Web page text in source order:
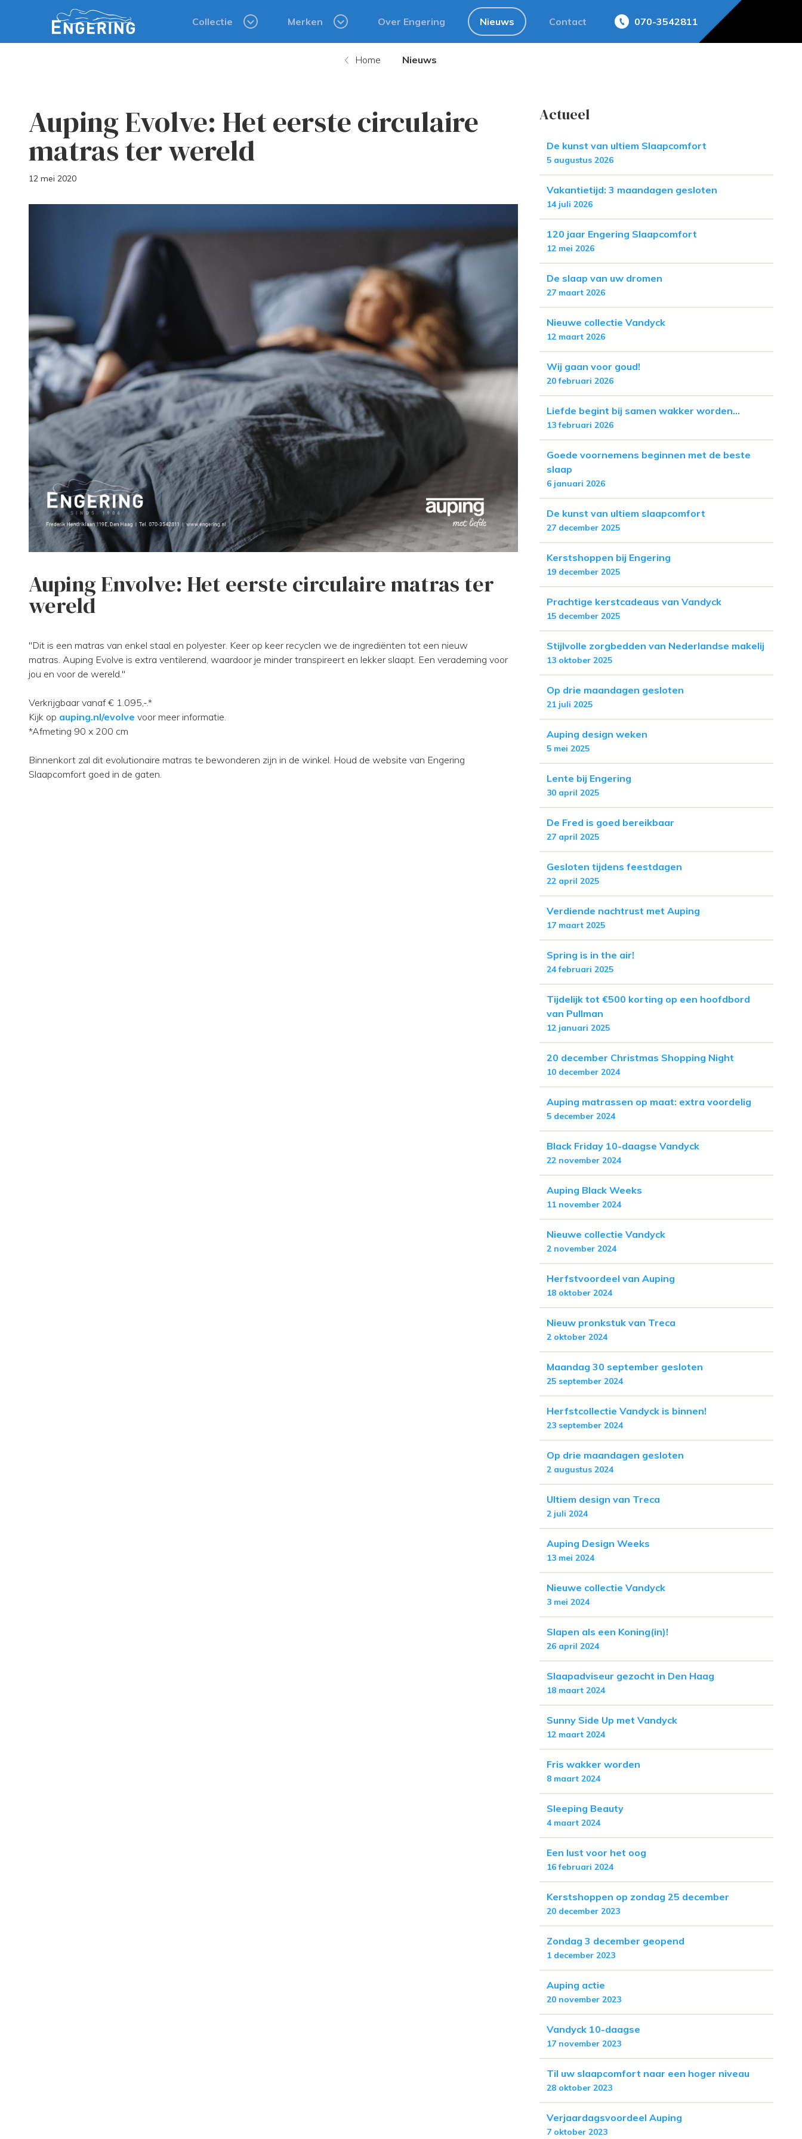
070-3542811
Collectie Merken Over Engering Nieuws Contact
Home Nieuws
Auping Evolve: Het eerste circulaire
matras ter wereld
12 mei 2020
Auping Envolve: Het eerste circulaire matras ter
wereld
"Dit is een matras van enkel staal en polyester. Keer op keer recyclen we de ingrediënten tot een nieuw
matras. Auping Evolve is extra ventilerend, waardoor je minder transpireert en lekker slaapt. Een verademing voor
jou en voor de wereld."
Verkrijgbaar vanaf € 1.095,-.*
Kijk op auping.nl/evolve voor meer informatie.
*Afmeting 90 x 200 cm
Binnenkort zal dit evolutionaire matras te bewonderen zijn in de winkel. Houd de website van Engering
Slaapcomfort goed in de gaten.
Actueel
De kunst van ultiem Slaapcomfort
5 augustus 2026
Vakantietijd: 3 maandagen gesloten
14 juli 2026
120 jaar Engering Slaapcomfort
12 mei 2026
De slaap van uw dromen
27 maart 2026
Nieuwe collectie Vandyck
12 maart 2026
Wij gaan voor goud!
20 februari 2026
Liefde begint bij samen wakker worden...
13 februari 2026
Goede voornemens beginnen met de beste
slaap
6 januari 2026
De kunst van ultiem slaapcomfort
27 december 2025
Kerstshoppen bij Engering
19 december 2025
Prachtige kerstcadeaus van Vandyck
15 december 2025
Stijlvolle zorgbedden van Nederlandse makelij
13 oktober 2025
Op drie maandagen gesloten
21 juli 2025
Auping design weken
5 mei 2025
Lente bij Engering
30 april 2025
De Fred is goed bereikbaar
27 april 2025
Gesloten tijdens feestdagen
22 april 2025
Verdiende nachtrust met Auping
17 maart 2025
Spring is in the air!
24 februari 2025
Tijdelijk tot €500 korting op een hoofdbord
van Pullman
12 januari 2025
20 december Christmas Shopping Night
10 december 2024
Auping matrassen op maat: extra voordelig
5 december 2024
Black Friday 10-daagse Vandyck
22 november 2024
Auping Black Weeks
11 november 2024
Nieuwe collectie Vandyck
2 november 2024
Herfstvoordeel van Auping
18 oktober 2024
Nieuw pronkstuk van Treca
2 oktober 2024
Maandag 30 september gesloten
25 september 2024
Herfstcollectie Vandyck is binnen!
23 september 2024
Op drie maandagen gesloten
2 augustus 2024
Ultiem design van Treca
2 juli 2024
Auping Design Weeks
13 mei 2024
Nieuwe collectie Vandyck
3 mei 2024
Slapen als een Koning(in)!
26 april 2024
Slaapadviseur gezocht in Den Haag
18 maart 2024
Sunny Side Up met Vandyck
12 maart 2024
Fris wakker worden
8 maart 2024
Sleeping Beauty
4 maart 2024
Een lust voor het oog
16 februari 2024
Kerstshoppen op zondag 25 december
20 december 2023
Zondag 3 december geopend
1 december 2023
Auping actie
20 november 2023
Vandyck 10-daagse
17 november 2023
Til uw slaapcomfort naar een hoger niveau
28 oktober 2023
Verjaardagsvoordeel Auping
7 oktober 2023